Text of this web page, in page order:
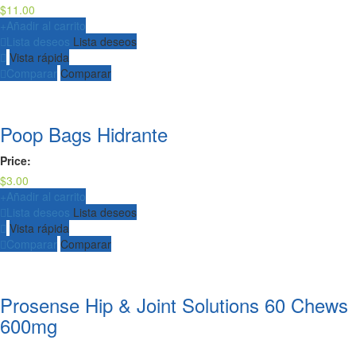
$11.00
+ Añadir al carrito
Lista deseos Lista deseos
Vista rápida
Comparar Comparar
Poop Bags Hidrante
Price:
$3.00
+ Añadir al carrito
Lista deseos Lista deseos
Vista rápida
Comparar Comparar
Prosense Hip & Joint Solutions 60 Chews
600mg